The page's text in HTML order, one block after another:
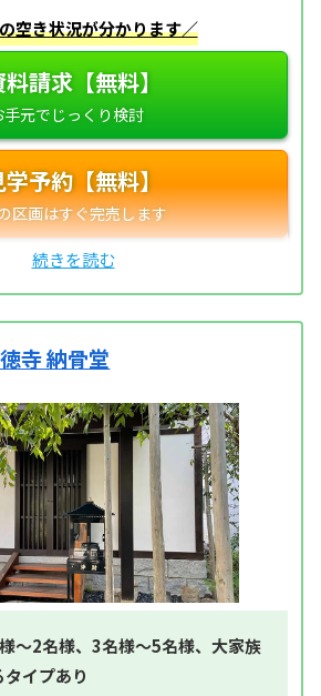
空き状況が分かります／
料請求【無料】
学予約【無料】
寺 納骨堂
～2名様、3名様～5名様、大家族
イプあり